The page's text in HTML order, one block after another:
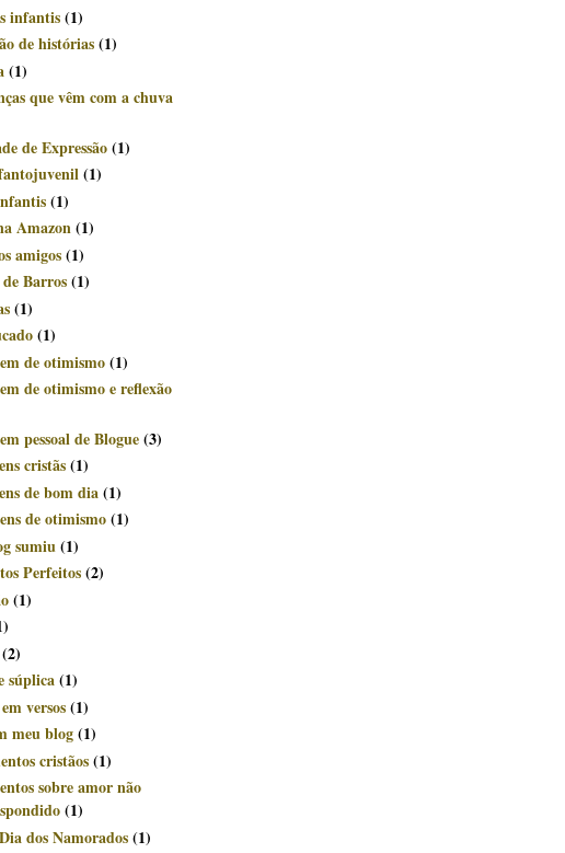
infantis(1)
de histórias(1)
(1)
que vêm com a chuva
de Expressão(1)
(1)
(1)
Amazon(1)
amigos(1)
Barros(1)
(1)
(1)
de otimismo(1)
de otimismo e reflexão
pessoal de Blogue(3)
cristãs(1)
de bom dia(1)
de otimismo(1)
sumiu(1)
Perfeitos(2)
(1)
(2)
súplica(1)
versos(1)
meu blog(1)
cristãos(1)
sobre amor não
(1)
dos Namorados(1)